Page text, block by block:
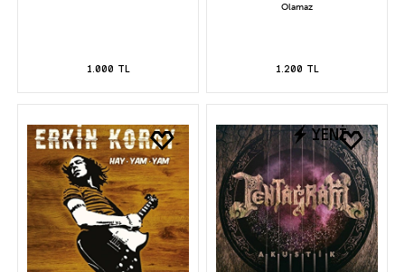
1.000 TL
Olamaz
1.200 TL
YENİ